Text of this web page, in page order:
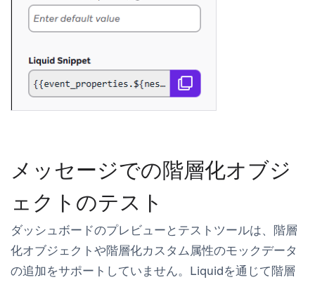
メッセージでの階層化オブジ
ェクトのテスト
ダッシュボードのプレビューとテスト ツールは、階層
化オブジェクトや階層化カスタム属性のモックデータ
の追加をサポートしていません。Liquidを通じて階層